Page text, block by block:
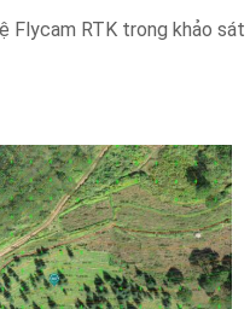
Flycam RTK trong khảo sát